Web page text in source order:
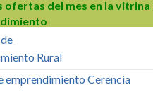
ofertas del mes en la vitrina